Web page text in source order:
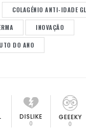
COLAGÉNIO ANTI-IDADE
INOVAÇÃO
DO ANO
DISLIKE
0
GEEEKY
0